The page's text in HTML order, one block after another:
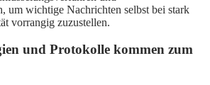
um wichtige Nachrichten selbst bei stark
vorrangig zuzustellen.
und Protokolle kommen zum